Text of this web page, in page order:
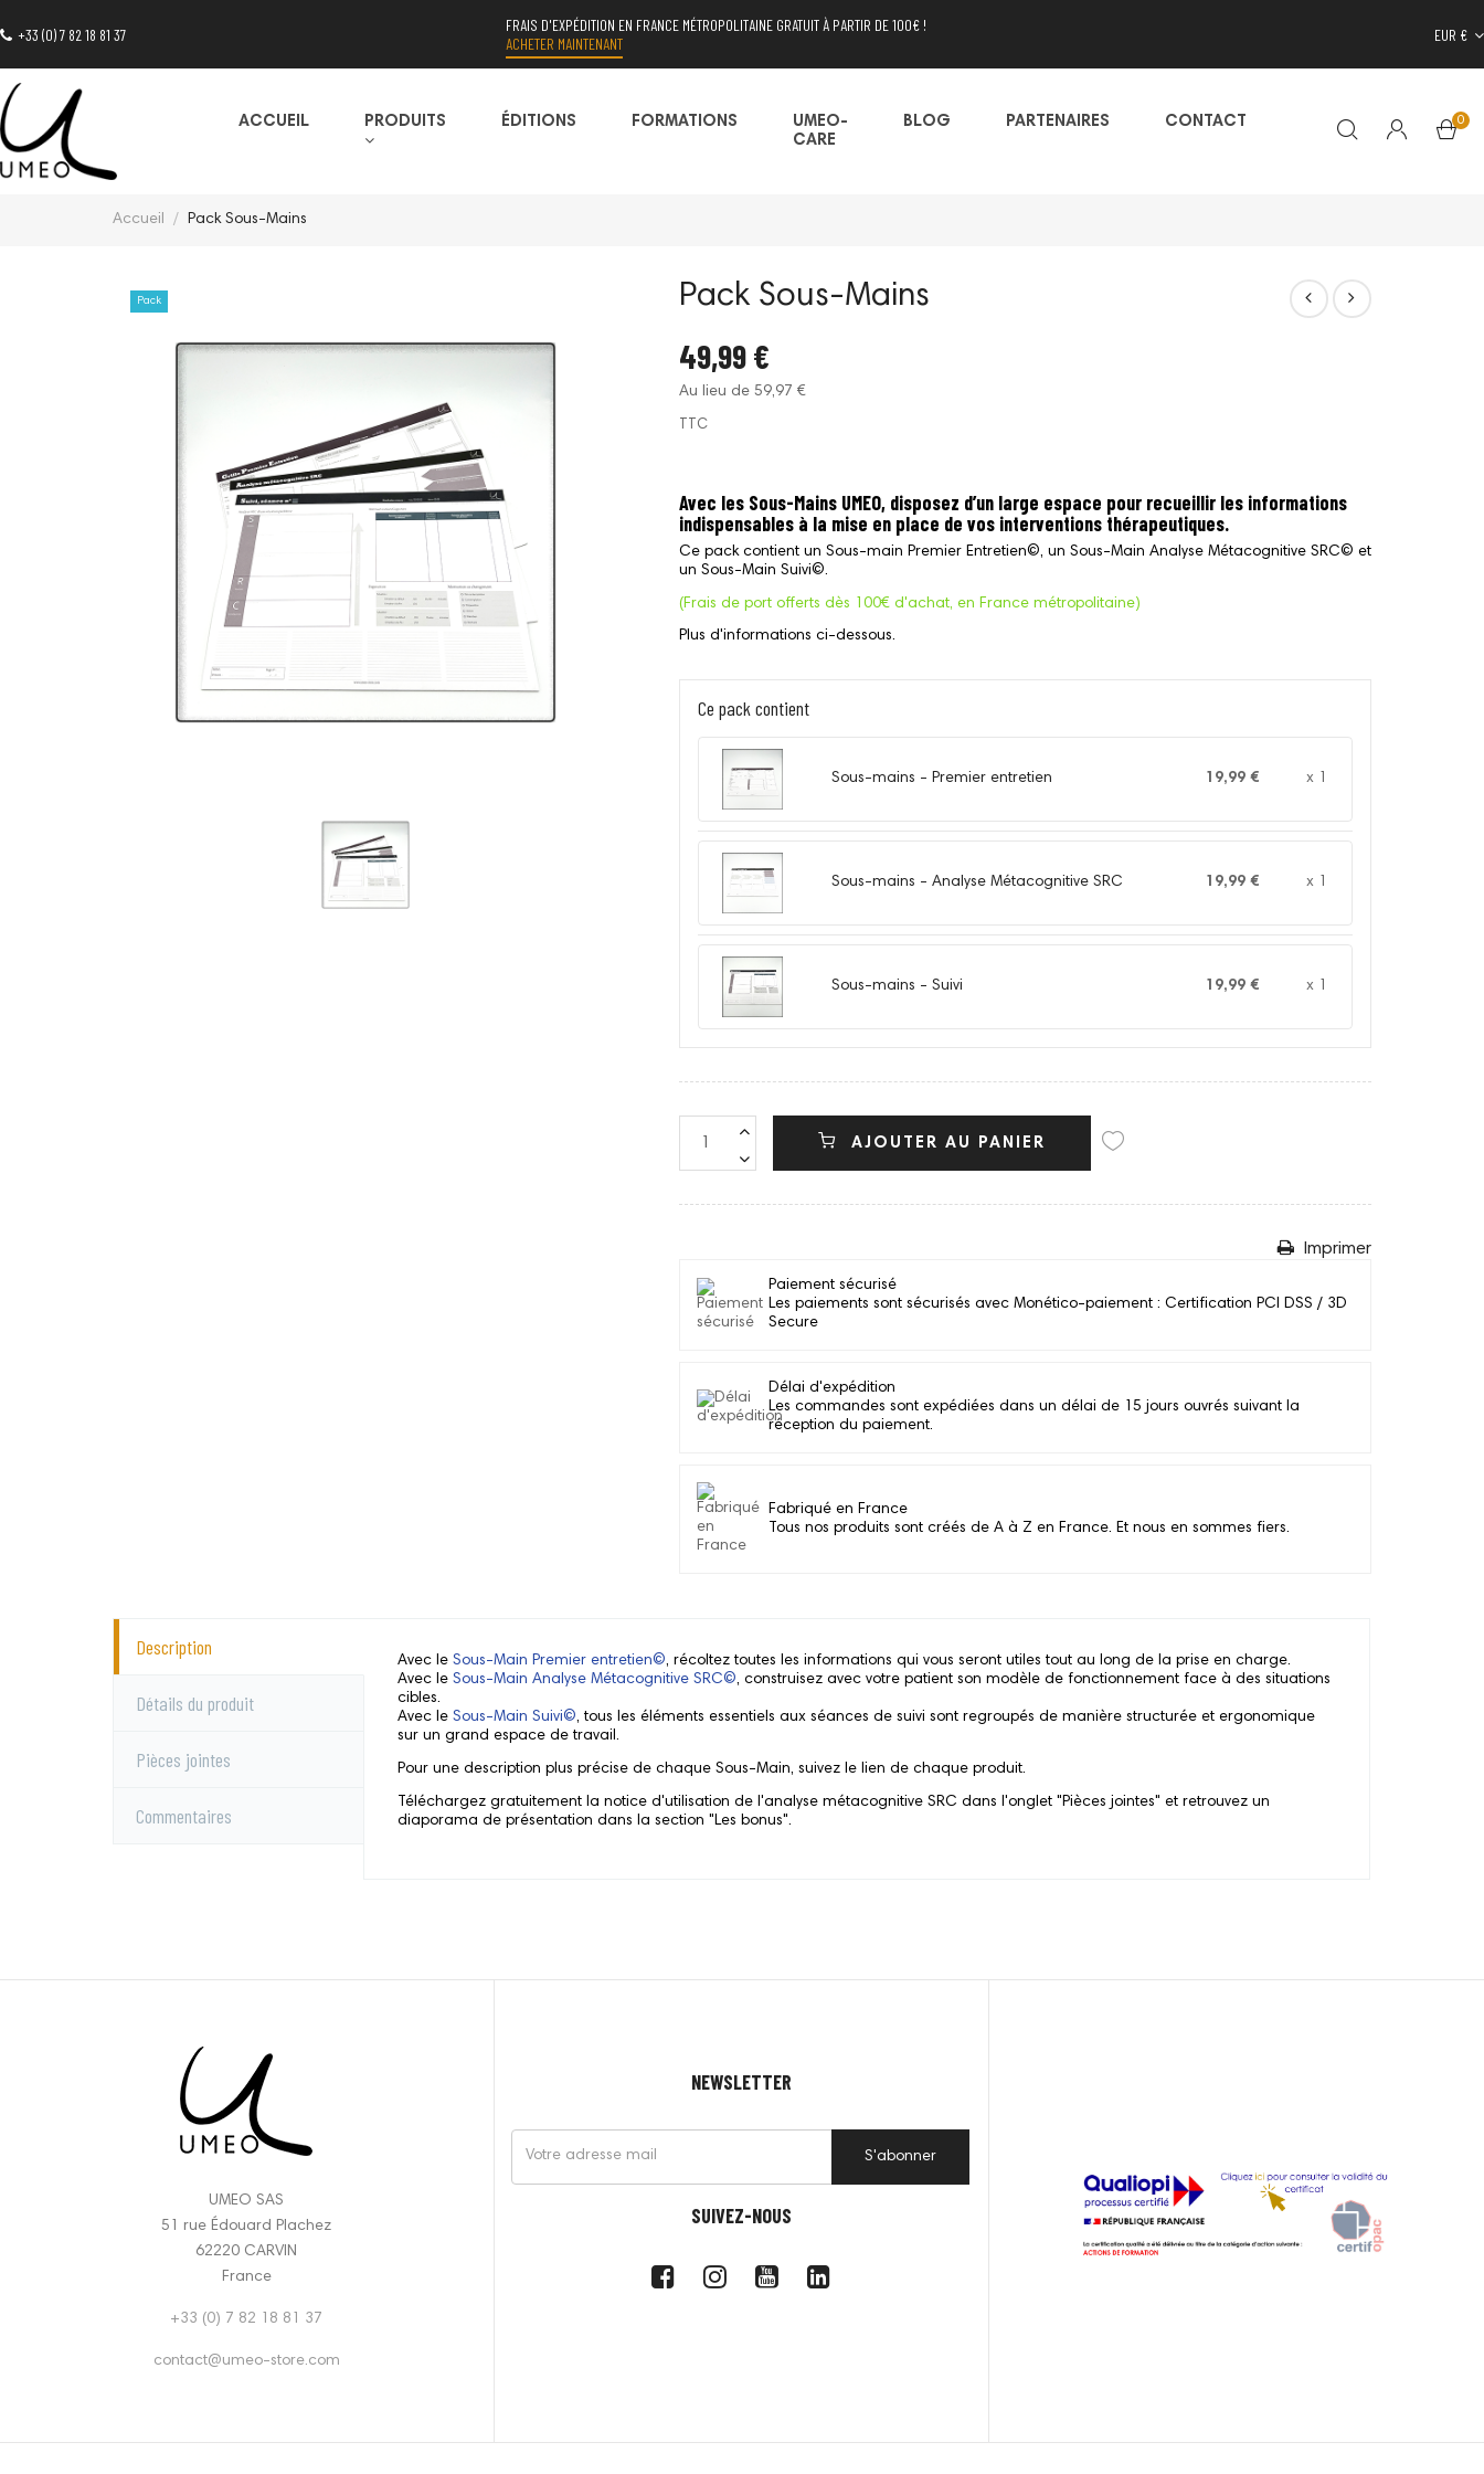
+33 (0) 7 82 18 81 37
FRAIS D'EXPÉDITION EN FRANCE MÉTROPOLITAINE GRATUIT À PARTIR DE 100€ !
ACHETER MAINTENANT
EUR €
ACCUEIL PRODUITS ÉDITIONS FORMATIONS
UMEO-
CARE
BLOG PARTENAIRES CONTACT 0
Accueil Pack Sous-Mains
Pack Pack Sous-Mains
49,99 €
Au lieu de 59,97 €
TTC
Avec les Sous-Mains UMEO, disposez d’un large espace pour recueillir les informations
indispensables à la mise en place de vos interventions thérapeutiques.
Ce pack contient un Sous-main Premier Entretien©, un Sous-Main Analyse Métacognitive SRC© et
un Sous-Main Suivi©.
(Frais de port offerts dès 100€ d'achat, en France métropolitaine)
Plus d'informations ci-dessous.
Ce pack contient
Sous-mains - Premier entretien 19,99 € x 1
Sous-mains - Analyse Métacognitive SRC 19,99 € x 1
Sous-mains - Suivi 19,99 € x 1
AJOUTER AU PANIER
Imprimer
Paiement sécurisé
Les paiements sont sécurisés avec Monético-paiement : Certification PCI DSS / 3D
Secure
Délai d'expédition
Les commandes sont expédiées dans un délai de 15 jours ouvrés suivant la
réception du paiement.
Fabriqué en France
Tous nos produits sont créés de A à Z en France. Et nous en sommes fiers.
Description
Détails du produit
Pièces jointes
Commentaires
Avec le Sous-Main Premier entretien©, récoltez toutes les informations qui vous seront utiles tout au long de la prise en charge.
Avec le Sous-Main Analyse Métacognitive SRC©, construisez avec votre patient son modèle de fonctionnement face à des situations
cibles.
Avec le Sous-Main Suivi©, tous les éléments essentiels aux séances de suivi sont regroupés de manière structurée et ergonomique
sur un grand espace de travail.
Pour une description plus précise de chaque Sous-Main, suivez le lien de chaque produit.
Téléchargez gratuitement la notice d'utilisation de l'analyse métacognitive SRC dans l'onglet "Pièces jointes" et retrouvez un
diaporama de présentation dans la section "Les bonus".
UMEO SAS
51 rue Édouard Plachez
62220 CARVIN
France
+33 (0) 7 82 18 81 37
contact@umeo-store.com
NEWSLETTER
S'abonner
SUIVEZ-NOUS